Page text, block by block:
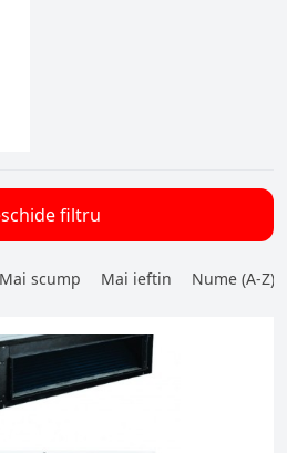
filtru
Mai scump Mai ieftin Nume (A-Z)